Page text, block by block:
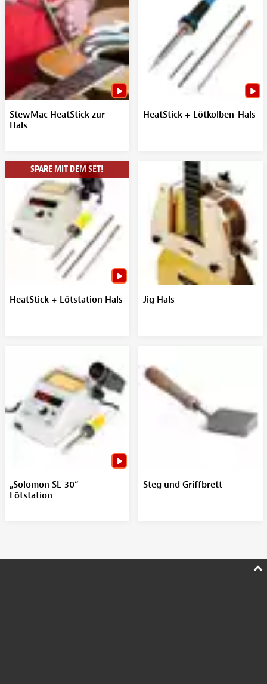
StewMac HeatStick zur
Hals
HeatStick + Lötkolben-Hals
SPARE MIT DEM SET!
HeatStick + Lötstation Hals Jig Hals
„Solomon SL-30“-
Lötstation
Steg und Griffbrett